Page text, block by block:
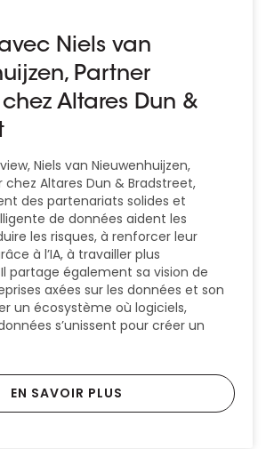
Niels van
Partner
Altares Dun &
Niels van Nieuwenhuijzen,
chez Altares Dun & Bradstreet,
des partenariats solides et
de données aident les
les risques, à renforcer leur
à l’IA, à travailler plus
partage également sa vision de
axées sur les données et son
un écosystème où logiciels,
s’unissent pour créer un
EN SAVOIR PLUS